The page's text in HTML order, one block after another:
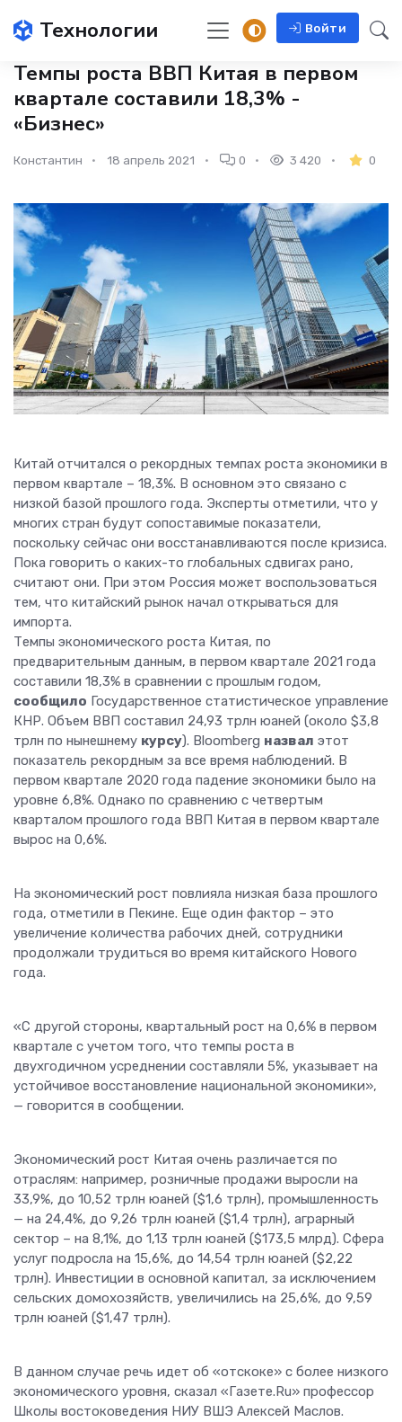
Технологии Войти
Темпы роста ВВП Китая в первом
квартале составили 18,3% -
«Бизнес»
Константин 18 апрель 2021 0 3 420 0
Китай отчитался о рекордных темпах роста экономики в
первом квартале – 18,3%. В основном это связано с
низкой базой прошлого года. Эксперты отметили, что у
многих стран будут сопоставимые показатели,
поскольку сейчас они восстанавливаются после кризиса.
Пока говорить о каких-то глобальных сдвигах рано,
считают они. При этом Россия может воспользоваться
тем, что китайский рынок начал открываться для
импорта.
Темпы экономического роста Китая, по
предварительным данным, в первом квартале 2021 года
составили 18,3% в сравнении с прошлым годом,
сообщило Государственное статистическое управление
КНР. Объем ВВП составил 24,93 трлн юаней (около $3,8
трлн по нынешнему курсу). Bloomberg назвал этот
показатель рекордным за все время наблюдений. В
первом квартале 2020 года падение экономики было на
уровне 6,8%. Однако по сравнению с четвертым
кварталом прошлого года ВВП Китая в первом квартале
вырос на 0,6%.
На экономический рост повлияла низкая база прошлого
года, отметили в Пекине. Еще один фактор – это
увеличение количества рабочих дней, сотрудники
продолжали трудиться во время китайского Нового
года.
«С другой стороны, квартальный рост на 0,6% в первом
квартале с учетом того, что темпы роста в
двухгодичном усреднении составляли 5%, указывает на
устойчивое восстановление национальной экономики»,
— говорится в сообщении.
Экономический рост Китая очень различается по
отраслям: например, розничные продажи выросли на
33,9%, до 10,52 трлн юаней ($1,6 трлн), промышленность
— на 24,4%, до 9,26 трлн юаней ($1,4 трлн), аграрный
сектор – на 8,1%, до 1,13 трлн юаней ($173,5 млрд). Сфера
услуг подросла на 15,6%, до 14,54 трлн юаней ($2,22
трлн). Инвестиции в основной капитал, за исключением
сельских домохозяйств, увеличились на 25,6%, до 9,59
трлн юаней ($1,47 трлн).
В данном случае речь идет об «отскоке» с более низкого
экономического уровня, сказал «Газете.Ru» профессор
Школы востоковедения НИУ ВШЭ Алексей Маслов.